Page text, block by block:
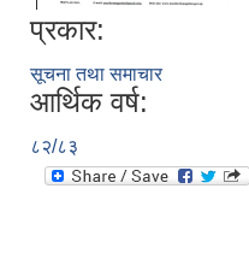
प्रकार:
सूचना तथा समाचार
आर्थिक वर्ष:
८२/८३